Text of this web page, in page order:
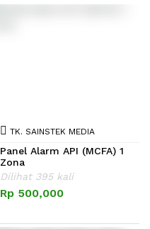
TK. SAINSTEK MEDIA
Panel Alarm API (MCFA) 1
Zona
Dilihat 395 kali
Rp 500,000